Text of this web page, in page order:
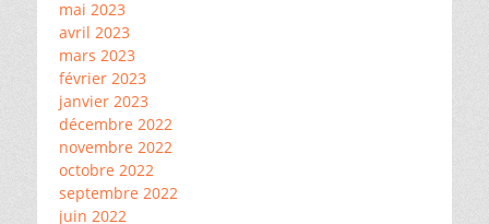
mai 2023
avril 2023
mars 2023
février 2023
janvier 2023
décembre 2022
novembre 2022
octobre 2022
septembre 2022
juin 2022